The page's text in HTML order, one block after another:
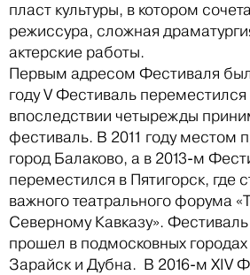
пласт культуры, в котором
режиссура, сложная
актерские работы.
Первым адресом Фестиваля
году V Фестиваль
впоследствии четырежды
фестиваль. В 2011 году местом
город Балаково, а в 2013-м
переместился в Пятигорск, где
важного театрального форума
Северному Кавказу». Фестиваль
прошел в подмосковных
Зарайск и Дубна. В 2016-м XIV